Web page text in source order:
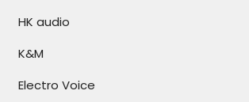
HK audio
K&M
Electro Voice